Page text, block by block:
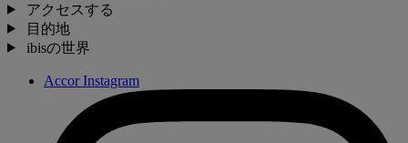
アクセスする
目的地
ibisの世界
Accor Instagram